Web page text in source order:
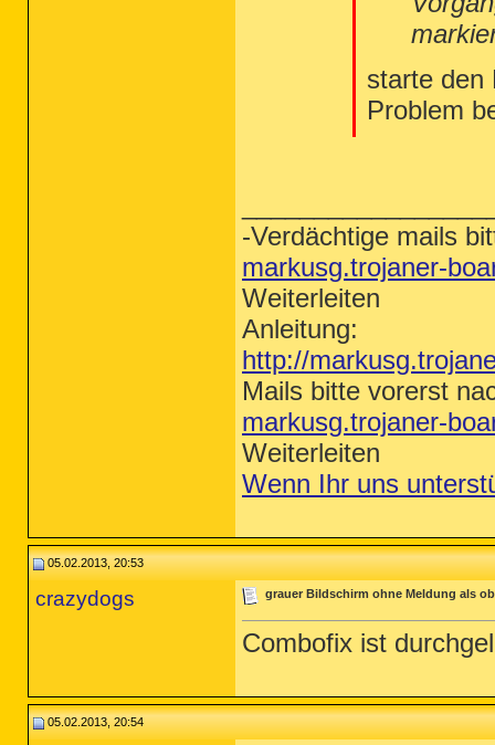
starte den
Problem
-Verdächtige mails
markusg.trojaner-
Weiterleiten
Anleitung:
http://
Mails bitte vorerst
markusg.trojaner-
Weiterleiten
Wenn Ihr uns
05.02.2013, 20:53
crazydogs grauer Bildschirm ohne Meldung als
Combofix ist
05.02.2013, 20:54